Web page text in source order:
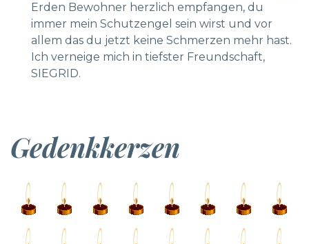
Erden Bewohner herzlich empfangen, du
immer mein Schutzengel sein wirst und vor
allem das du jetzt keine Schmerzen mehr hast.
Ich verneige mich in tiefster Freundschaft,
SIEGRID.
Gedenkkerzen